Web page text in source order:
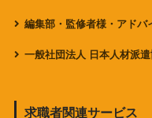
編集部・監修者様・アドバ
一般社団法人 日本人材派
求職者関連サービス